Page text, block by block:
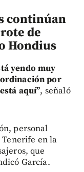
continúan
de
Hondius
yendo muy
por
aquí”, señaló
personal
en la
que
García.